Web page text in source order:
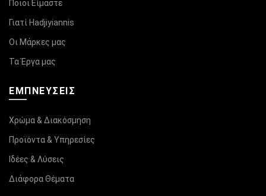
Ποιοι Είμαστε
Γιατί Hadjiyiannis
Οι Μάρκες μας
Τα Έργα μας
ΕΜΠΝΕΥΣΕΙΣ
Χρώμα & Διακόσμηση
Προϊόντα & Υπηρεσίες
Ιδέες & Λύσεις
Διάφορα Θέματα